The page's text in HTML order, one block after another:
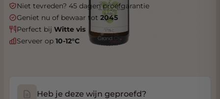
Niet tevreden? 45 dagen proefgarantie
Geniet nu of bewaar tot 2045
Perfect bij Witte vis
Serveer op 10-12°C
Heb je deze wijn geproefd?